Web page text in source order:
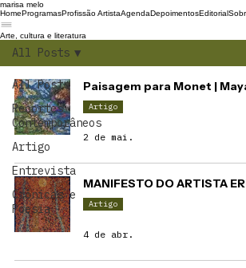
marisa melo
HomeProgramasProfissão ArtistaAgendaDepoimentosEditorial
Arte, cultura e literatura
All Posts
Recortes
Contemporâneos
Artigo
Entrevista
Crônicas e
Poesia
All Posts
Paisagem para Monet |
Artigo
2 de mai.
MANIFESTO DO ARTISTA
Artigo
4 de abr.